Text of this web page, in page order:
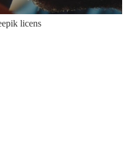
licens